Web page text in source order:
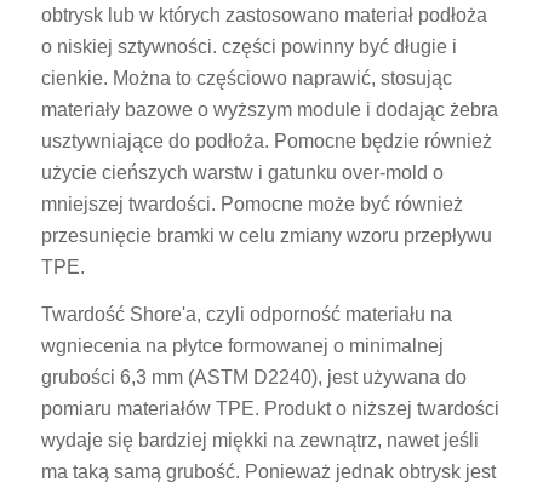
obtrysk lub w których zastosowano materiał podłoża
o niskiej sztywności. części powinny być długie i
cienkie. Można to częściowo naprawić, stosując
materiały bazowe o wyższym module i dodając żebra
usztywniające do podłoża. Pomocne będzie również
użycie cieńszych warstw i gatunku over-mold o
mniejszej twardości. Pomocne może być również
przesunięcie bramki w celu zmiany wzoru przepływu
TPE.
Twardość Shore'a, czyli odporność materiału na
wgniecenia na płytce formowanej o minimalnej
grubości 6,3 mm (ASTM D2240), jest używana do
pomiaru materiałów TPE. Produkt o niższej twardości
wydaje się bardziej miękki na zewnątrz, nawet jeśli
ma taką samą grubość. Ponieważ jednak obtrysk jest